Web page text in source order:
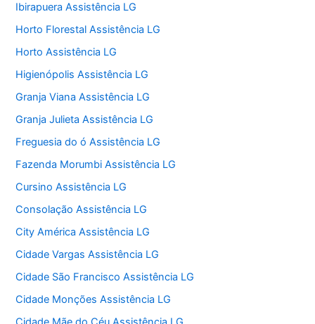
Ibirapuera Assistência LG
Horto Florestal Assistência LG
Horto Assistência LG
Higienópolis Assistência LG
Granja Viana Assistência LG
Granja Julieta Assistência LG
Freguesia do ó Assistência LG
Fazenda Morumbi Assistência LG
Cursino Assistência LG
Consolação Assistência LG
City América Assistência LG
Cidade Vargas Assistência LG
Cidade São Francisco Assistência LG
Cidade Monções Assistência LG